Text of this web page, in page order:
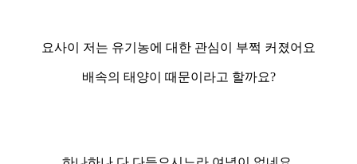
요사이 저는 유기농에 대한 관심이 부쩍 커졌어요
배속의 태양이 때문이라고 할까요?